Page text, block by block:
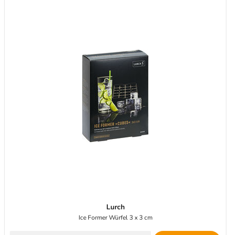
Lurch
Ice Former Würfel 3 x 3 cm